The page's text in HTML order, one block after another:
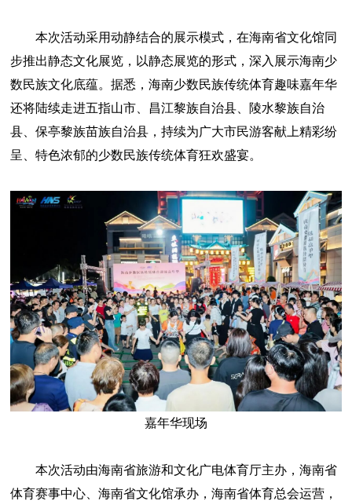
本次活动采用动静结合的展示模式，在海南省文化馆同
步推出静态文化展览，以静态展览的形式，深入展示海南少
数民族文化底蕴。据悉，海南少数民族传统体育趣味嘉年华
还将陆续走进五指山市、昌江黎族自治县、陵水黎族自治
县、保亭黎族苗族自治县，持续为广大市民游客献上精彩纷
呈、特色浓郁的少数民族传统体育狂欢盛宴。
嘉年华现场
本次活动由海南省旅游和文化广电体育厅主办，海南省
体育赛事中心、海南省文化馆承办，海南省体育总会运营，